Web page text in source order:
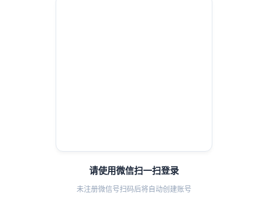
请使用微信扫一扫登录
未注册微信号扫码后将自动创建账号